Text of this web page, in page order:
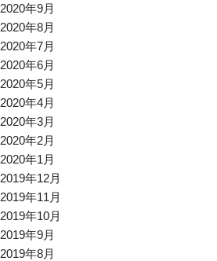
2020年9月
2020年8月
2020年7月
2020年6月
2020年5月
2020年4月
2020年3月
2020年2月
2020年1月
2019年12月
2019年11月
2019年10月
2019年9月
2019年8月